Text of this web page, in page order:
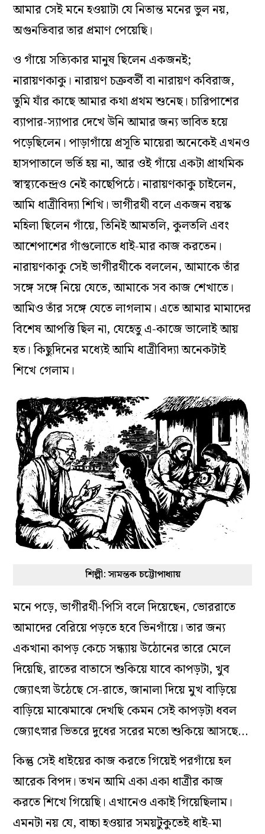
আমার সেই মনে হওয়াটা যে নিতান্ত মনের ভুল নয়,
অগুনতিবার তার প্রমাণ পেয়েছি।
ও গাঁয়ে সত্যিকার মানুষ ছিলেন একজনই;
নারায়ণকাকু। নারায়ণ চক্রবর্তী বা নারায়ণ কবিরাজ,
তুমি যাঁর কাছে আমার কথা প্রথম শুনেছ। চারিপাশের
ব্যাপার-স্যাপার দেখে উনি আমার জন্য ভাবিত হয়ে
পড়েছিলেন। পাড়াগাঁয়ে প্রসূতি মায়েরা অনেকেই এখনও
হাসপাতালে ভর্তি হয় না, আর ওই গাঁয়ে একটা প্রাথমিক
স্বাস্থ্যকেন্দ্রও নেই কাছেপিঠে। নারায়ণকাকু চাইলেন,
আমি ধাত্রীবিদ্যা শিখি। ভাগীরথী বলে একজন বয়স্ক
মহিলা ছিলেন গাঁয়ে, তিনিই আমতলি, কুলতলি এবং
আশেপাশের গাঁগুলোতে ধাই-মার কাজ করতেন।
নারায়ণকাকু সেই ভাগীরথীকে বললেন, আমাকে তাঁর
সঙ্গে সঙ্গে নিয়ে যেতে, আমাকে সব কাজ শেখাতে।
আমিও তাঁর সঙ্গে যেতে লাগলাম। এতে আমার মামাদের
বিশেষ আপত্তি ছিল না, যেহেতু এ-কাজে ভালোই আয়
হত। কিছুদিনের মধ্যেই আমি ধাত্রীবিদ্যা অনেকটাই
শিখে গেলাম।
শিল্পী: স্যমন্তক চট্টোপাধ্যায়
মনে পড়ে, ভাগীরথী-পিসি বলে দিয়েছেন, ভোররাতে
আমাদের বেরিয়ে পড়তে হবে ভিনগাঁয়ে। তার জন্য
একখানা কাপড় কেচে সন্ধ্যায় উঠোনের তারে মেলে
দিয়েছি, রাতের বাতাসে শুকিয়ে যাবে কাপড়টা, খুব
জ্যোৎস্না উঠেছে সে-রাতে, জানালা দিয়ে মুখ বাড়িয়ে
বাড়িয়ে মাঝেমাঝে দেখছি কেমন সেই কাপড়টা ধবল
জ্যোৎস্নার ভিতরে দুধের সরের মতো শুকিয়ে আসছে…
কিন্তু সেই ধাইয়ের কাজ করতে গিয়েই পরগাঁয়ে হল
আরেক বিপদ। তখন আমি একা একা ধাত্রীর কাজ
করতে শিখে গিয়েছি। এখানেও একাই গিয়েছিলাম।
এমনটা নয় যে, বাচ্চা হওয়ার সময়টুকুতেই ধাই-মা